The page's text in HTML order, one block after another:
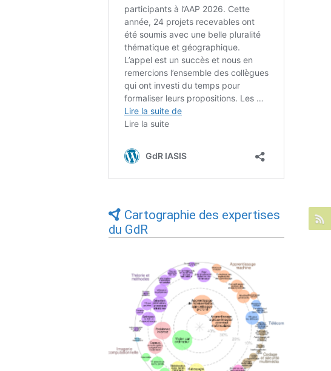
Cartographie des expertises
du GdR
Expertises du GdR - cartographie par Axes
- 19/09/2025